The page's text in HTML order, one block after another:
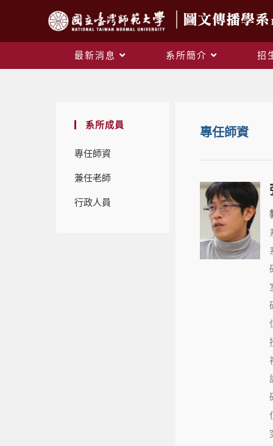
最新消息 系所簡介 招
系所成員
專任師資​
兼任老師
行政人員
專任師資